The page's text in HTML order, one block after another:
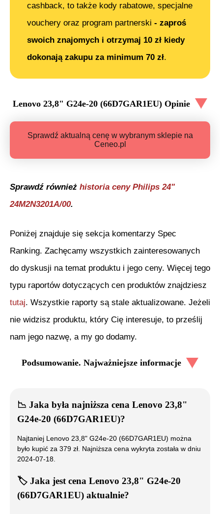
cashback, to także kody rabatowe, specjalne
vouchery oraz program partnerski - zaproś
swoich znajomych i otrzymaj 10 zł kiedy
dokonają zakupu za minimum 70 zł.
Lenovo 23,8" G24e-20 (66D7GAR1EU) Opinie
Sprawdź aktualną cenę w wybranym sklepie na
Ceneo.pl
Sprawdź również historia ceny Philips 24"
24M2N3201A/00.
Poniżej znajduje się sekcja komentarzy Spec
Ranking. Zachęcamy wszystkich zainteresowanych
do dyskusji na temat produktu i jego ceny. Więcej tego
typu raportów dotyczących cen produktów znajdziesz
tutaj. Wszystkie raporty są stale aktualizowane. Jeżeli
nie widzisz produktu, który Cię interesuje, to prześlij
nam jego nazwę, a my go dodamy.
Podsumowanie. Najważniejsze informacje
📉 Jaka była najniższa cena Lenovo 23,8"
G24e-20 (66D7GAR1EU)?
Najtaniej Lenovo 23,8" G24e-20 (66D7GAR1EU) można
było kupić za 379 zł. Najniższa cena wykryta została w dniu
2024-07-18.
🏷️ Jaka jest cena Lenovo 23,8" G24e-20
(66D7GAR1EU) aktualnie?